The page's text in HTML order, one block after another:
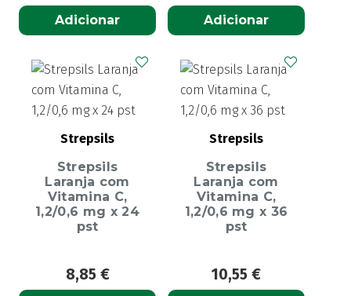
Adicionar Adicionar
Strepsils
Strepsils
Laranja com
Vitamina C,
1,2/0,6 mg x 24
pst
8,85 €
Strepsils
Strepsils
Laranja com
Vitamina C,
1,2/0,6 mg x 36
pst
10,55 €